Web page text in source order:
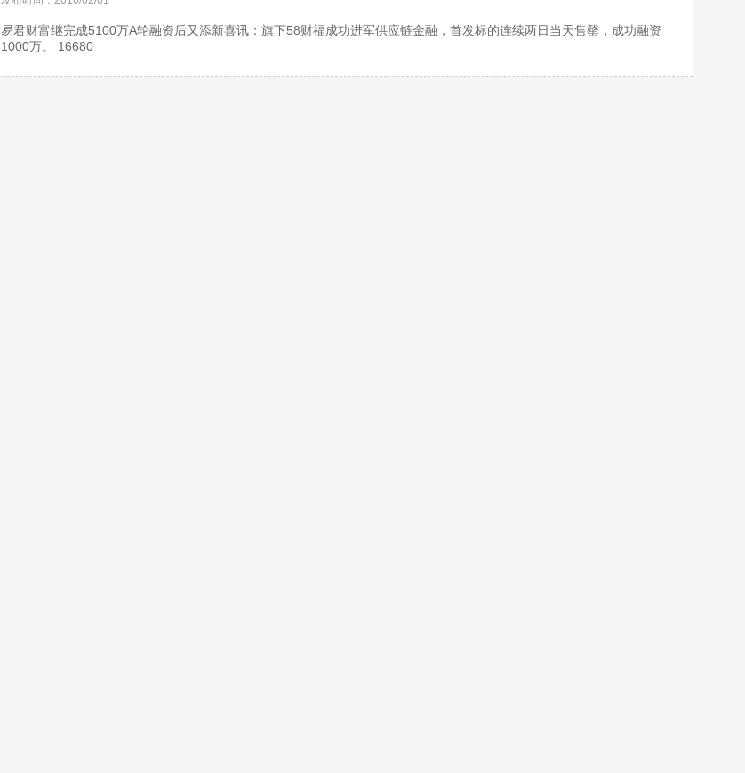
易君财富继完成5100万A轮融资后又添新喜讯：旗下58财福成功进军供应链金融，首发标的连续两日当天售罄，成功融资
1000万。 16680